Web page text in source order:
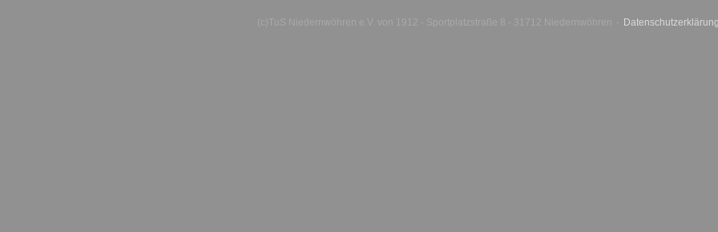
(c)TuS Niedernwöhren e.V. von 1912 - Sportplatzstraße 8 - 31712 Niedernwöhren Datenschutzerklärung